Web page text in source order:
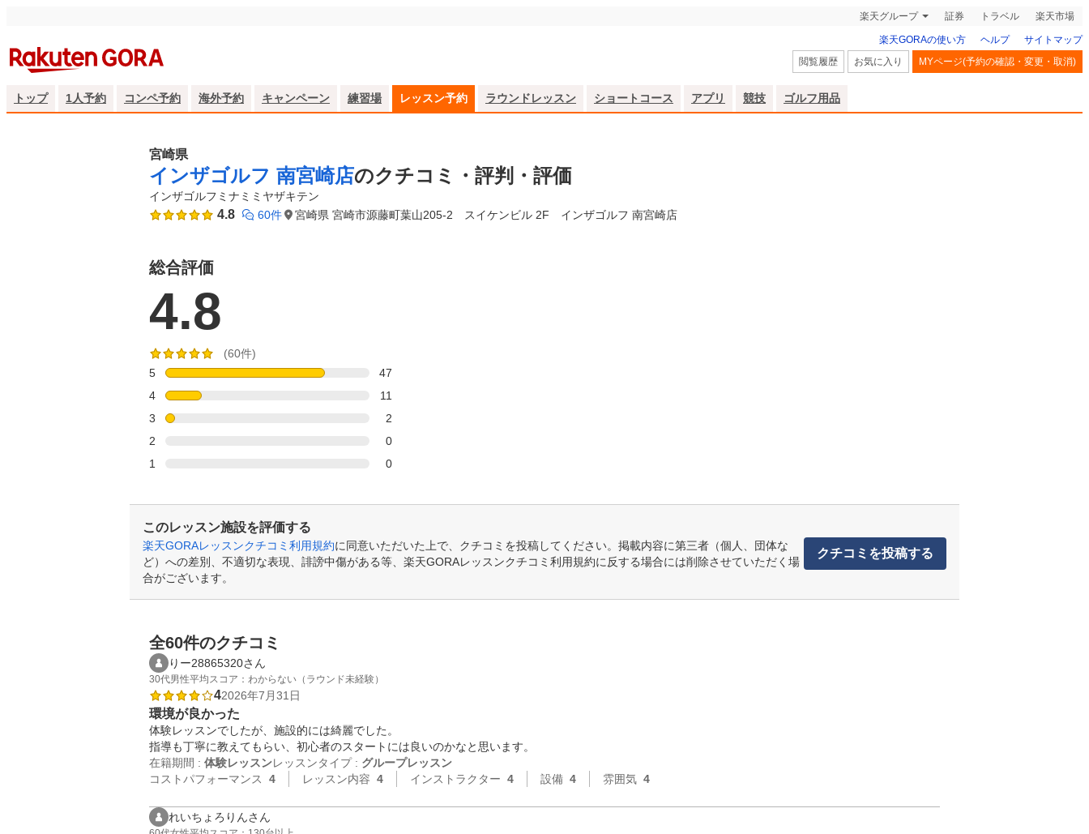
楽天グループ 証券 トラベル 楽天市場
楽天GORAの使い方 ヘルプ
サイトマップ
閲覧履歴
お気に入り MYページ(予約の確認・変更・取消)
トップ 1人予約 コンペ予約 海外予約 キャンペーン 練習場 レッスン予約 ラウンドレッスン ショートコース アプリ 競技 ゴルフ用品
宮崎県
インザゴルフ 南宮崎店のクチコミ・評判・評価
インザゴルフミナミミヤザキテン
4.8 60件 宮崎県 宮崎市源藤町葉山205-2 スイケンビル 2F インザゴルフ 南宮崎店
総合評価
4.8
(60件)
5
47
4
11
3
2
2
0
1
0
このレッスン施設を評価する
楽天GORAレッスンクチコミ利用規約に同意いただいた上で、クチコミを投稿してください。掲載内容に第三者（個人、団体な
ど）への差別、不適切な表現、誹謗中傷がある等、楽天GORAレッスンクチコミ利用規約に反する場合には削除させていただく場
合がございます。
クチコミを投稿する
全60件のクチコミ
りー28865320さん
30代男性平均スコア：わからない（ラウンド未経験）
42026年7月31日
環境が良かった
体験レッスンでしたが、施設的には綺麗でした。
指導も丁寧に教えてもらい、初心者のスタートには良いのかなと思います。
在籍期間 : 体験レッスンレッスンタイプ : グループレッスン
コストパフォーマンス
4 レッスン内容 4 インストラクター 4 設備 4 雰囲気 4
れいちょろりんさん